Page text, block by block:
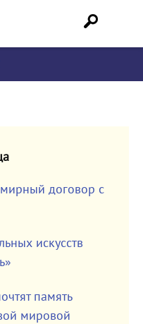
договор с
искусств
память
мировой